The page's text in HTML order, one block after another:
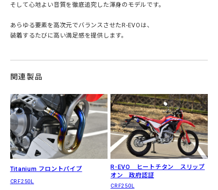
そして心地よい音質を徹底追究した渾身のモデルです。
あらゆる要素を高次元でバランスさせたR-EVOは、
装着するたびに高い満足感を提供します。
関連製品
Titanium フロントパイプ
CRF250L
R-EVO ヒートチタン スリップ
オン 政府認証
CRF250L